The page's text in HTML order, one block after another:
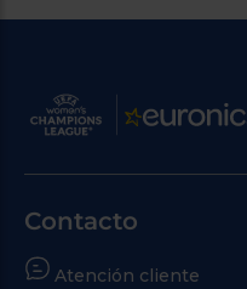
Contacto
Atención cliente